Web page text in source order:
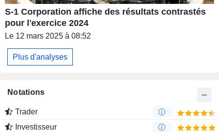
S-1 Corporation affiche des résultats contrastés
pour l'exercice 2024
Le 12 mars 2025 à 08:52
Plus d'analyses
Notations
Trader
Investisseur